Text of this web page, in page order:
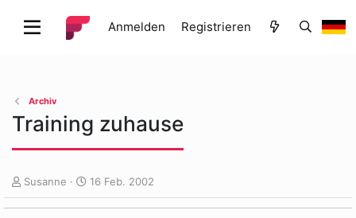
Anmelden Registrieren
Archiv
Training zuhause
E
r
s
Susanne
E
r
s
16 Feb. 2002